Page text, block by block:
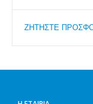
ZΗΤΗΣΤΕ